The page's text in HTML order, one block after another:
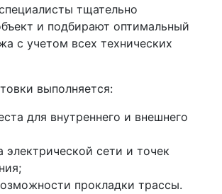
тщательно
и подбирают оптимальный
с учетом всех технических
выполняется:
для внутреннего и внешнего
электрической сети и точек
прокладки трассы.